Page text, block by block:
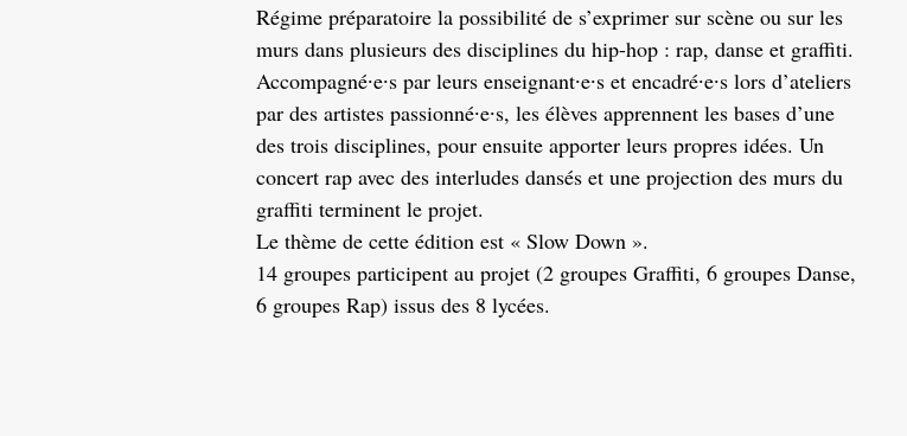
Régime préparatoire la possibilité de s’exprimer sur scène ou sur les
murs dans plusieurs des disciplines du hip-hop : rap, danse et graffiti.
Accompagné∙e∙s par leurs enseignant∙e∙s et encadré∙e∙s lors d’ateliers
par des artistes passionné∙e∙s, les élèves apprennent les bases d’une
des trois disciplines, pour ensuite apporter leurs propres idées. Un
concert rap avec des interludes dansés et une projection des murs du
graffiti terminent le projet.
Le thème de cette édition est « Slow Down ».
14 groupes participent au projet (2 groupes Graffiti, 6 groupes Danse,
6 groupes Rap) issus des 8 lycées.